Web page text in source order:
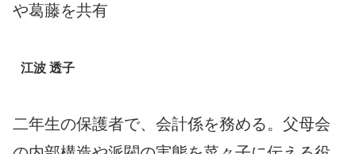
や葛藤を共有
江波 透子
二年生の保護者で、会計係を務める。父母会